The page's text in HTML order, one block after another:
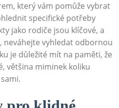
který vám pomůže vybrat
specifické potřeby
jako rodiče jsou klíčové, a
neváhejte vyhledat odbornou
je důležité mít na paměti, že
většina miminek koliku